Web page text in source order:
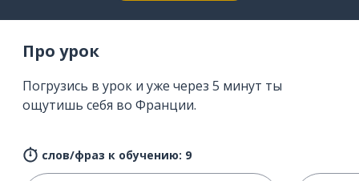
Про урок
Погрузись в урок и уже через 5 минут ты
ощутишь себя во Франции.
слов/фраз к обучению: 9